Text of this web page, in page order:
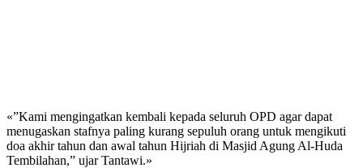
«”Kami mengingatkan kembali kepada seluruh OPD agar dapat
menugaskan stafnya paling kurang sepuluh orang untuk mengikuti
doa akhir tahun dan awal tahun Hijriah di Masjid Agung Al-Huda
Tembilahan,” ujar Tantawi.»